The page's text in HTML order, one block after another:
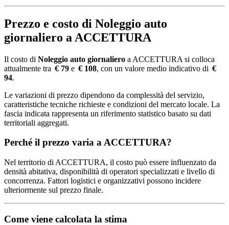
Prezzo e costo di Noleggio auto
giornaliero a ACCETTURA
Il costo di Noleggio auto giornaliero a ACCETTURA si colloca
attualmente tra € 79 e € 108, con un valore medio indicativo di €
94.
Le variazioni di prezzo dipendono da complessità del servizio,
caratteristiche tecniche richieste e condizioni del mercato locale. La
fascia indicata rappresenta un riferimento statistico basato su dati
territoriali aggregati.
Perché il prezzo varia a ACCETTURA?
Nel territorio di ACCETTURA, il costo può essere influenzato da
densità abitativa, disponibilità di operatori specializzati e livello di
concorrenza. Fattori logistici e organizzativi possono incidere
ulteriormente sul prezzo finale.
Come viene calcolata la stima